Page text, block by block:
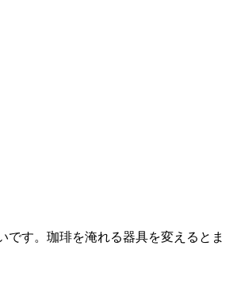
です。珈琲を淹れる器具を変えるとま